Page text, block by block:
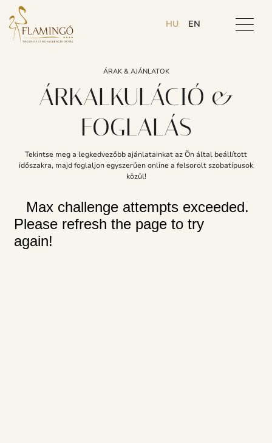
HU EN
ÁRAK & AJÁNLATOK
ÁRKALKULÁCIÓ &
FOGLALÁS
Tekintse meg a legkedvezőbb ajánlatainkat az Ön által beállított
időszakra, majd foglaljon egyszerűen online a felsorolt szobatípusok
közül!